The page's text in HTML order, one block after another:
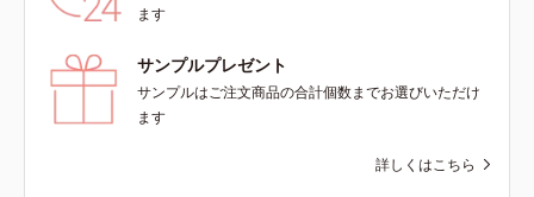
ます
サンプルプレゼント
サンプルはご注文商品の合計個数までお選びいただけ
ます
詳しくはこちら